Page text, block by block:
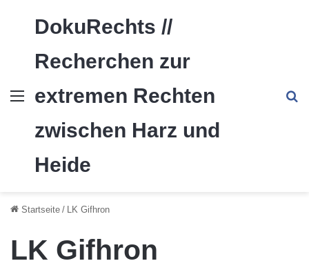
Menü
DokuRechts //
Recherchen zur
extremen Rechten
zwischen Harz und
Heide
Startseite / LK Gifhron
LK Gifhron